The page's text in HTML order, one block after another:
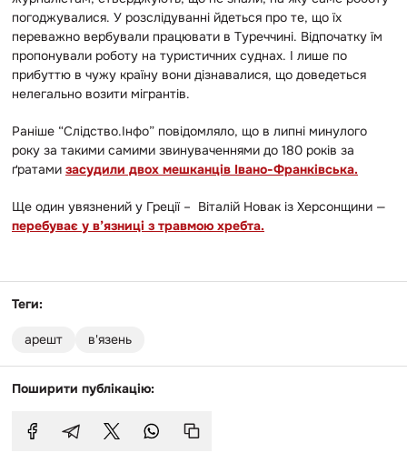
погоджувалися. У розслідуванні йдеться про те, що їх
переважно вербували працювати в Туреччині. Відпочатку їм
пропонували роботу на туристичних суднах. І лише по
прибуттю в чужу країну вони дізнавалися, що доведеться
нелегально возити мігрантів.
Раніше “Слідство.Інфо” повідомляло, що в липні минулого
року за такими самими звинуваченнями до 180 років за
ґратами засудили двох мешканців Івано-Франківська.
Ще один увязнений у Греції – Віталій Новак із Херсонщини —
перебуває у в’язниці з травмою хребта.
Теги:
арешт в'язень
Поширити публікацію: